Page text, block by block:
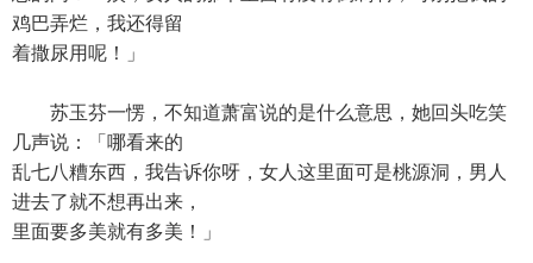
鸡巴弄烂，我还得留
着撒尿用呢！」
苏玉芬一愣，不知道萧富说的是什么意思，她回头吃笑
几声说：「哪看来的
乱七八糟东西，我告诉你呀，女人这里面可是桃源洞，男人
进去了就不想再出来，
里面要多美就有多美！」